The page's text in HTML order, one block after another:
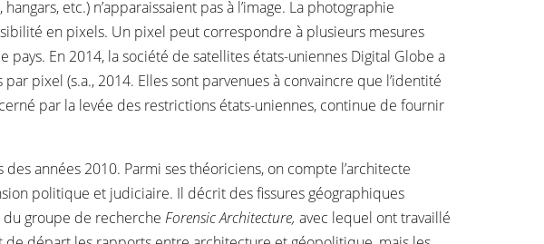
etc.) n’apparaissaient pas à l’image. La photographie
en pixels. Un pixel peut correspondre à plusieurs mesures
En 2014, la société de satellites états-uniennes Digital Globe a
pixel (s.a., 2014. Elles sont parvenues à convaincre que l’identité
par la levée des restrictions états-uniennes, continue de fournir
années 2010. Parmi ses théoriciens, on compte l’architecte
politique et judiciaire. Il décrit des fissures géographiques
du groupe de recherche Forensic Architecture, avec lequel ont travaillé